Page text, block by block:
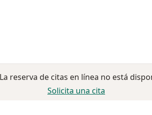
La reserva de citas en línea no está
Solicita una cita